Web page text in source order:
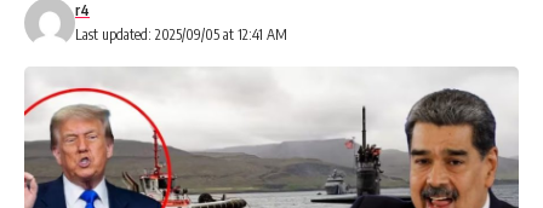
Last updated: 2025/09/05 at 12:41 AM
r4